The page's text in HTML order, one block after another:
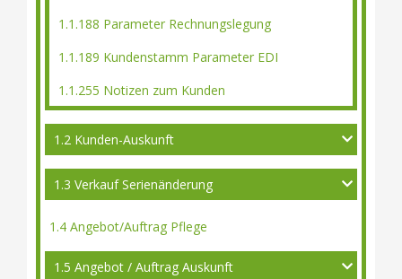
1.1.188 Parameter Rechnungslegung
1.1.189 Kundenstamm Parameter EDI
1.1.255 Notizen zum Kunden
1.2 Kunden-Auskunft
1.3 Verkauf Serienänderung
1.4 Angebot/Auftrag Pflege
1.5 Angebot / Auftrag Auskunft